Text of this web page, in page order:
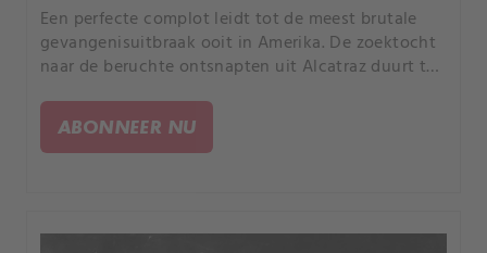
Een perfecte complot leidt tot de meest brutale
gevangenisuitbraak ooit in Amerika. De zoektocht
naar de beruchte ontsnapten uit Alcatraz duurt tot
ABONNEER NU